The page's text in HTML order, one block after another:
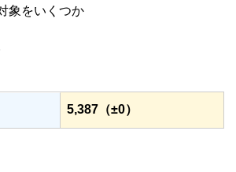
象をいくつか
5,387（±0）